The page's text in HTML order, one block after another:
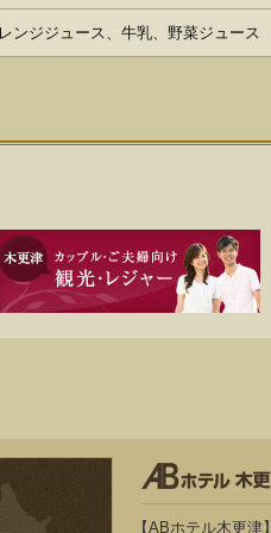
ンジジュース、牛乳、野菜ジュース
【ABホテル木更津】